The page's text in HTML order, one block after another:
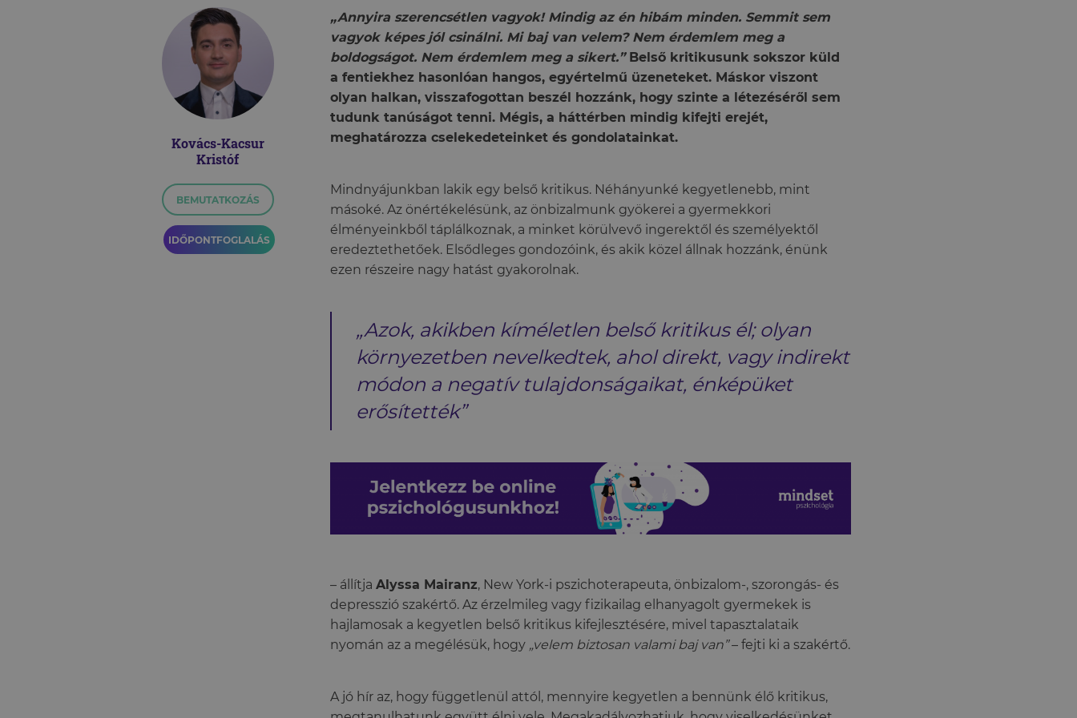
Kovács-Kacsur
Kristóf
BEMUTATKOZÁS
IDŐPONTFOGLALÁS
„Annyira szerencsétlen vagyok! Mindig az én hibám minden. Semmit sem
vagyok képes jól csinálni. Mi baj van velem? Nem érdemlem meg a
boldogságot. Nem érdemlem meg a sikert.” Belső kritikusunk sokszor küld
a fentiekhez hasonlóan hangos, egyértelmű üzeneteket. Máskor viszont
olyan halkan, visszafogottan beszél hozzánk, hogy szinte a létezéséről sem
tudunk tanúságot tenni. Mégis, a háttérben mindig kifejti erejét,
meghatározza cselekedeteinket és gondolatainkat.
Mindnyájunkban lakik egy belső kritikus. Néhányunké kegyetlenebb, mint
másoké. Az önértékelésünk, az önbizalmunk gyökerei a gyermekkori
élményeinkből táplálkoznak, a minket körülvevő ingerektől és személyektől
eredeztethetőek. Elsődleges gondozóink, és akik közel állnak hozzánk, énünk
ezen részeire nagy hatást gyakorolnak.
„Azok, akikben kíméletlen belső kritikus él; olyan
környezetben nevelkedtek, ahol direkt, vagy indirekt
módon a negatív tulajdonságaikat, énképüket
erősítették”
– állítja Alyssa Mairanz, New York-i pszichoterapeuta, önbizalom-, szorongás- és
depresszió szakértő. Az érzelmileg vagy fizikailag elhanyagolt gyermekek is
hajlamosak a kegyetlen belső kritikus kifejlesztésére, mivel tapasztalataik
nyomán az a megélésük, hogy „velem biztosan valami baj van”– fejti ki a szakértő.
A jó hír az, hogy függetlenül attól, mennyire kegyetlen a bennünk élő kritikus,